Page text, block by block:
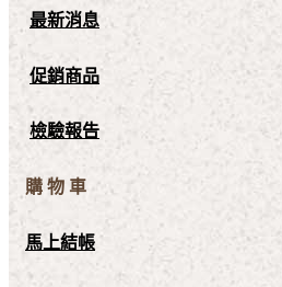
最新消息
促銷商品
檢驗報告
購 物 車
馬上結帳